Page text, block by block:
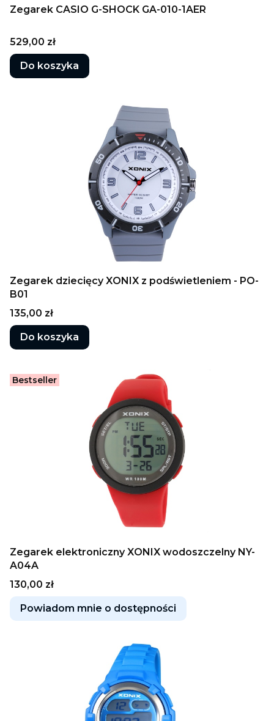
Zegarek CASIO G-SHOCK GA-010-1AER
Cena
529,00 zł
Do koszyka
Zegarek dziecięcy XONIX z podświetleniem - PO-
B01
Cena
135,00 zł
Do koszyka
Bestseller
Zegarek elektroniczny XONIX wodoszczelny NY-
A04A
Cena
130,00 zł
Powiadom mnie o dostępności